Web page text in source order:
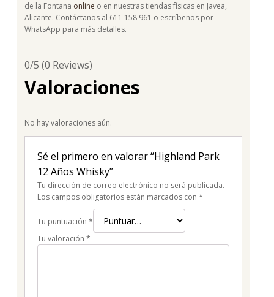
de la Fontana online o en nuestras tiendas físicas en Javea,
Alicante. Contáctanos al 611 158 961 o escríbenos por
WhatsApp para más detalles.
0/5 (0 Reviews)
Valoraciones
No hay valoraciones aún.
Sé el primero en valorar “Highland Park
12 Años Whisky”
Tu dirección de correo electrónico no será publicada.
Los campos obligatorios están marcados con *
Tu puntuación *
Tu valoración *